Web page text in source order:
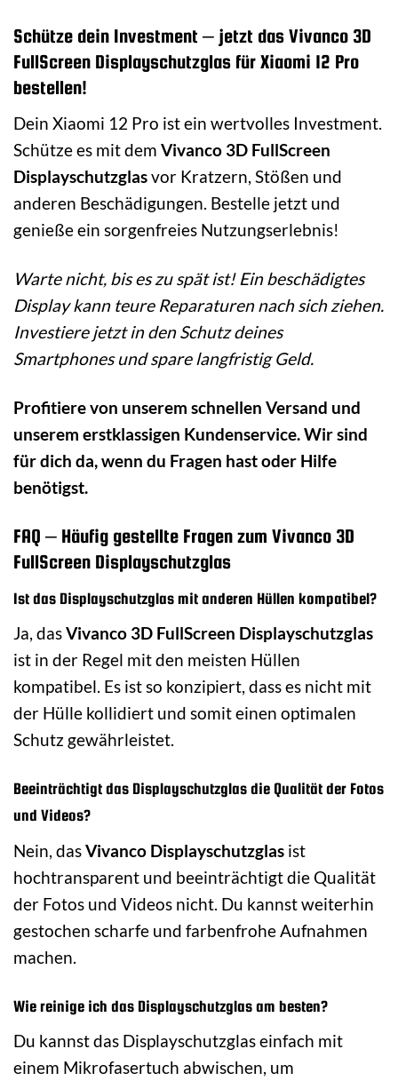
Schütze dein Investment – jetzt das Vivanco 3D
FullScreen Displayschutzglas für Xiaomi 12 Pro
bestellen!
Dein Xiaomi 12 Pro ist ein wertvolles Investment.
Schütze es mit dem Vivanco 3D FullScreen
Displayschutzglasvor Kratzern, Stößen und
anderen Beschädigungen. Bestelle jetzt und
genieße ein sorgenfreies Nutzungserlebnis!
Warte nicht, bis es zu spät ist! Ein beschädigtes
Display kann teure Reparaturen nach sich ziehen.
Investiere jetzt in den Schutz deines
Smartphones und spare langfristig Geld.
Profitiere von unserem schnellen Versand und
unserem erstklassigen Kundenservice. Wir sind
für dich da, wenn du Fragen hast oder Hilfe
benötigst.
FAQ – Häufig gestellte Fragen zum Vivanco 3D
FullScreen Displayschutzglas
Ist das Displayschutzglas mit anderen Hüllen kompatibel?
Ja, dasVivanco 3D FullScreen Displayschutzglas
ist in der Regel mit den meisten Hüllen
kompatibel. Es ist so konzipiert, dass es nicht mit
der Hülle kollidiert und somit einen optimalen
Schutz gewährleistet.
Beeinträchtigt das Displayschutzglas die Qualität der Fotos
und Videos?
Nein, dasVivanco Displayschutzglas ist
hochtransparent und beeinträchtigt die Qualität
der Fotos und Videos nicht. Du kannst weiterhin
gestochen scharfe und farbenfrohe Aufnahmen
machen.
Wie reinige ich das Displayschutzglas am besten?
Du kannst das Displayschutzglas einfach mit
einem Mikrofasertuch abwischen, um